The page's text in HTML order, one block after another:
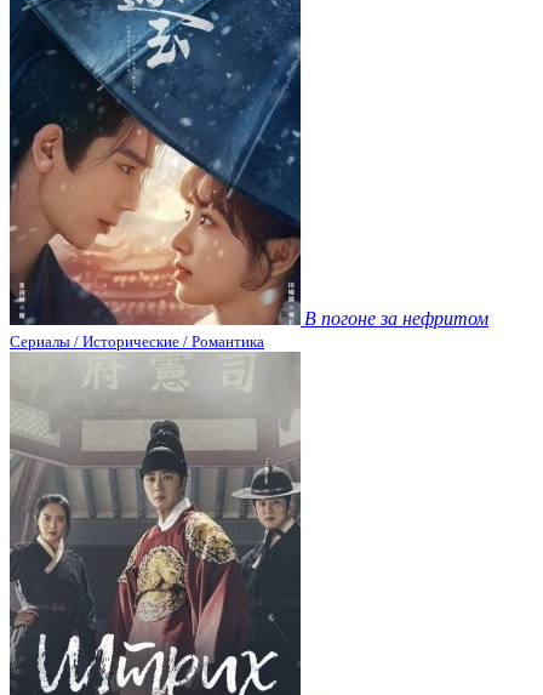
В погоне за нефритом
Сериалы / Исторические / Романтика